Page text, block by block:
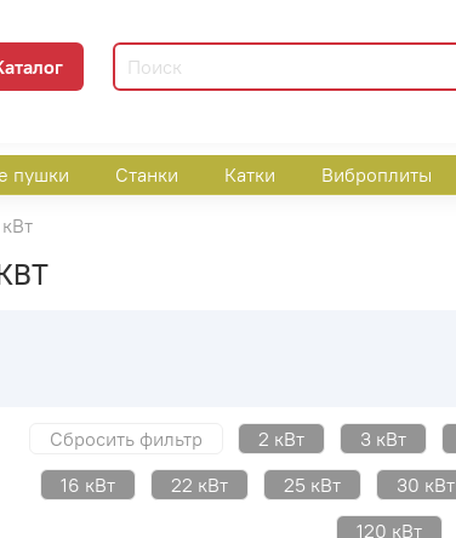
пушки Станки Катки Виброплиты
Сбросить фильтр 2 кВт 3 кВт
16 кВт
22 кВт 25 кВт 30 кВт
120 кВт